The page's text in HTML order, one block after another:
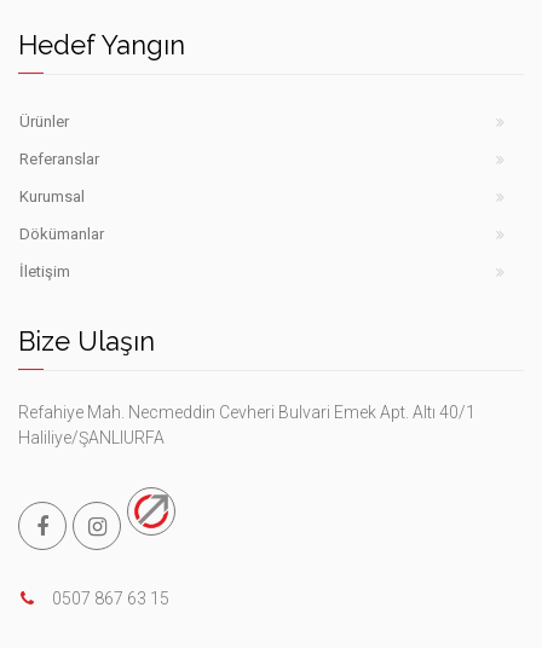
Şanlıurfa
güvenlik
ekipmanları
Hedef Yangın
Ürünler
Referanslar
Kurumsal
Dökümanlar
İletişim
Bize Ulaşın
Refahiye Mah. Necmeddin Cevheri Bulvari Emek Apt. Altı 40/1
Haliliye/ŞANLIURFA
0507 867 63 15